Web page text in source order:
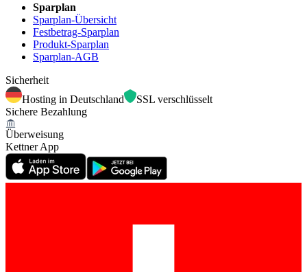
Sparplan
Sparplan-Übersicht
Festbetrag-Sparplan
Produkt-Sparplan
Sparplan-AGB
Sicherheit
Hosting in Deutschland
SSL verschlüsselt
Sichere Bezahlung
Überweisung
Kettner App